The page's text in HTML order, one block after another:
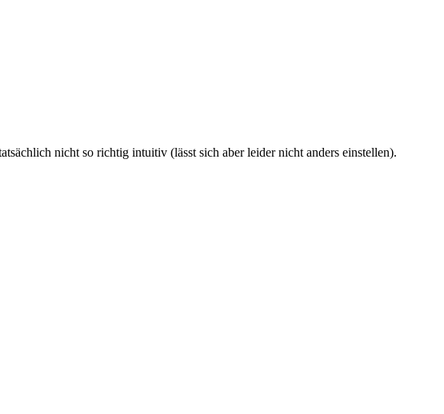
nicht so richtig intuitiv (lässt sich aber leider nicht anders einstellen).